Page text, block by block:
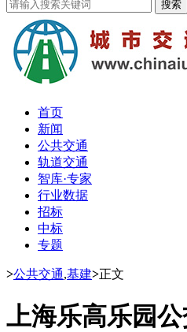
首页
新闻
公共交通
轨道交通
智库·专家
行业数据
招标
中标
专题
>公共交通,基建>正文
上海乐高乐园